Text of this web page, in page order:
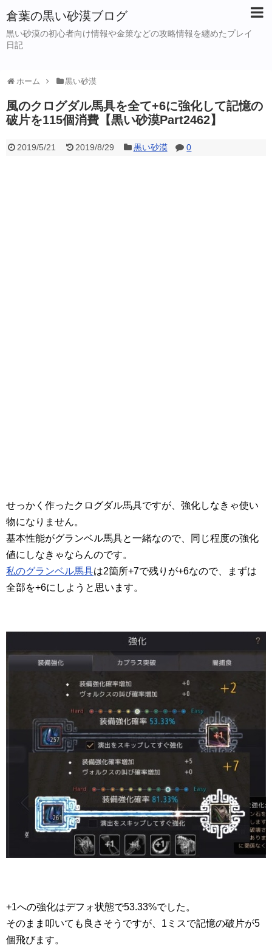
倉葉の黒い砂漠ブログ
黒い砂漠の初心者向け情報や金策などの攻略情報を纏めたプレイ
日記
ホーム 黒い砂漠
風のクログダル馬具を全て+6に強化して記憶の
破片を115個消費【黒い砂漠Part2462】
2019/5/21 2019/8/29 黒い砂漠 0
せっかく作ったクログダル馬具ですが、強化しなきゃ使い
物になりません。
基本性能がグランベル馬具と一緒なので、同じ程度の強化
値にしなきゃならんのです。
私のグランベル馬具は2箇所+7で残りが+6なので、まずは
全部を+6にしようと思います。
+1への強化はデフォ状態で53.33%でした。
そのまま叩いても良さそうですが、1ミスで記憶の破片が5
個飛びます。